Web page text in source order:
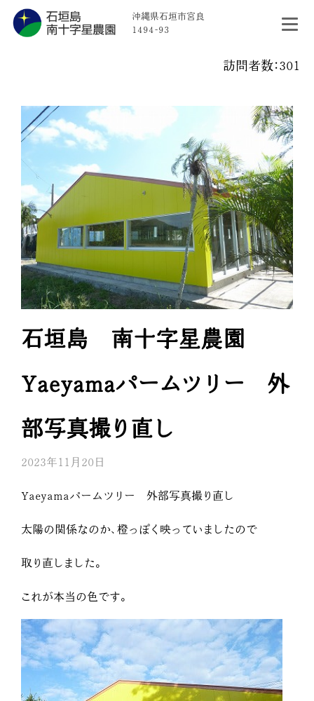
沖縄県石垣市宮良
1494-93
訪問者数：301
石垣島 南十字星農園
Yaeyamaパームツリー 外
部写真撮り直し
2023年11月20日
Yaeyamaパームツリー 外部写真撮り直し
太陽の関係なのか、橙っぽく映っていましたので
取り直しました。
これが本当の色です。